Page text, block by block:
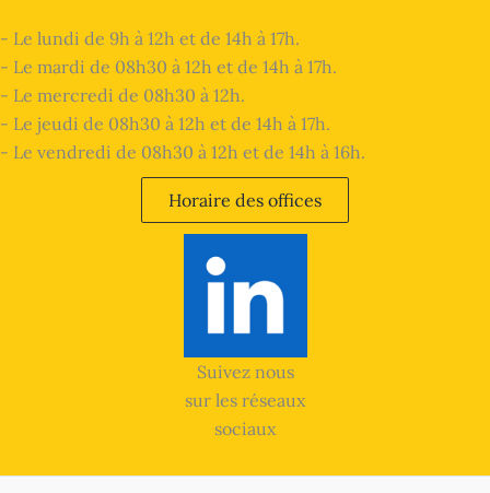
- Le lundi de 9h à 12h et de 14h à 17h.
- Le mardi de 08h30 à 12h et de 14h à 17h.
- Le mercredi de 08h30 à 12h.
- Le jeudi de 08h30 à 12h et de 14h à 17h.
- Le vendredi de 08h30 à 12h et de 14h à 16h.
Horaire des offices
Suivez nous
sur les réseaux
sociaux